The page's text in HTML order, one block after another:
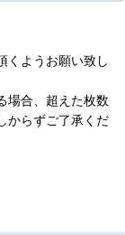
くようお願い致し
場合、超えた枚数
からずご了承くだ